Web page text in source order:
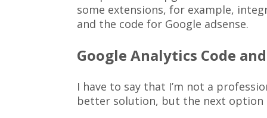
some extensions, for example,
and the code for Google adsense.
Google Analytics Code
I have to say that I’m not a
better solution, but the next option